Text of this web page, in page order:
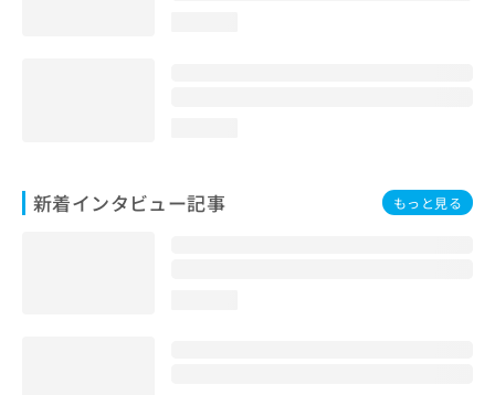
新着インタビュー記事 もっと見る